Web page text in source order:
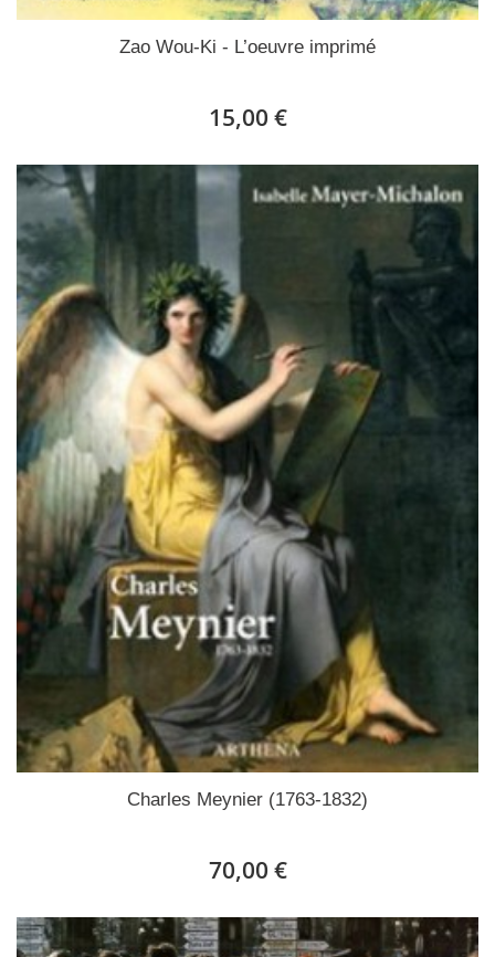
Zao Wou-Ki - L’oeuvre imprimé
15,00 €
Charles Meynier (1763-1832)
70,00 €